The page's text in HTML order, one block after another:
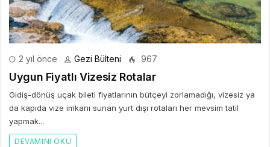
2 yıl önce Gezi Bülteni 967
Uygun Fiyatlı Vizesiz Rotalar
Gidiş-dönüş uçak bileti fiyatlarının bütçeyi zorlamadığı, vizesiz ya
da kapıda vize imkanı sunan yurt dışı rotaları her mevsim tatil
yapmak...
DEVAMINI OKU